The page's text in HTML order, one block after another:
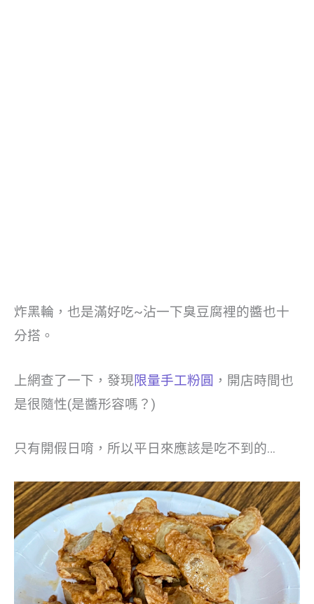
炸黑輪，也是滿好吃~沾一下臭豆腐裡的醬也十
分搭。
上網查了一下，發現限量手工粉圓 ，開店時間也
是很隨性(是醬形容嗎？)
只有開假日唷，所以平日來應該是吃不到的…